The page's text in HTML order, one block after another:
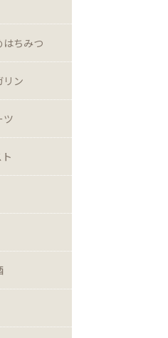
はちみつ
リン
ツ